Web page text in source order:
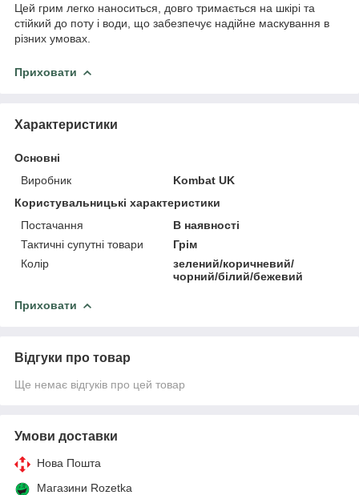
Цей грим легко наноситься, довго тримається на шкірі та
стійкий до поту і води, що забезпечує надійне маскування в
різних умовах.
Приховати
Характеристики
Основні
Виробник
Kombat UK
Користувальницькі характеристики
Постачання
В наявності
Тактичні супутні товари
Грім
Колір
зелений/коричневий/
чорний/білий/бежевий
Приховати
Відгуки про товар
Ще немає відгуків про цей товар
Умови доставки
Нова Пошта
Магазини Rozetka